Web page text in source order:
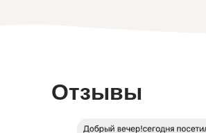
Отзывы